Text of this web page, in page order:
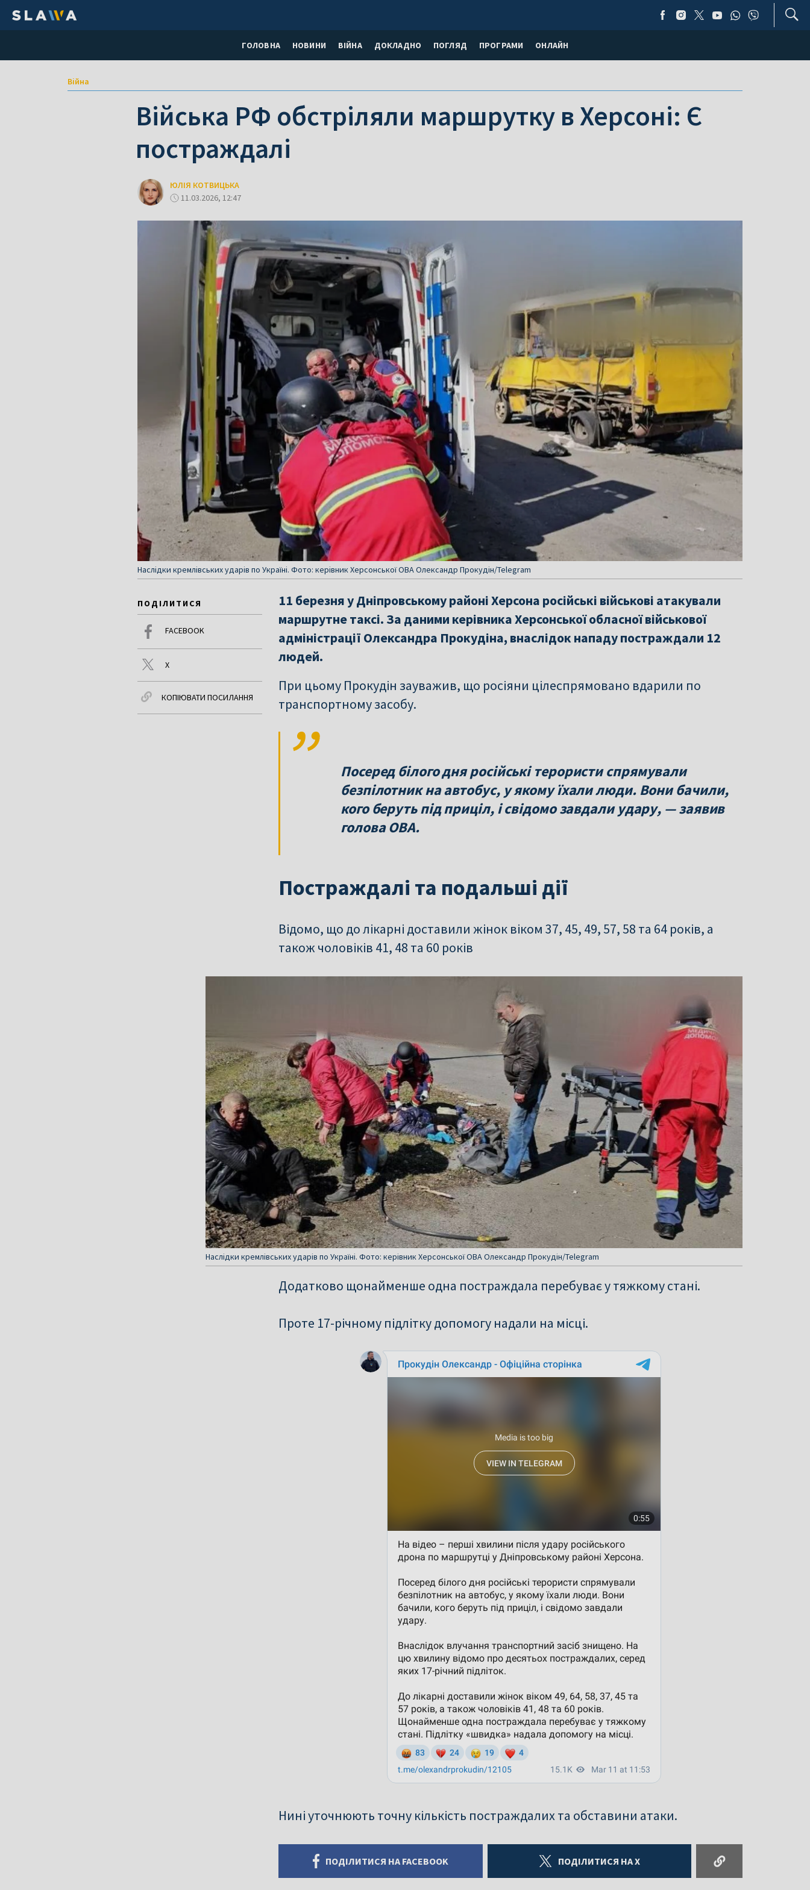
ГОЛОВНА НОВИНИ ВІЙНА ДОКЛАДНО ПОГЛЯД ПРОГРАМИ ОНЛАЙН
Війна
Війська РФ обстріляли маршрутку в Херсоні: Є
постраждалі
ЮЛІЯ КОТВИЦЬКА
11.03.2026, 12:47
Наслідки кремлівських ударів по Україні. Фото: керівник Херсонської ОВА Олександр Прокудін/Telegram
ПОДІЛИТИСЯ
FACEBOOK
X
КОПІЮВАТИ ПОСИЛАННЯ
11 березня у Дніпровському районі Херсона російські військові атакували
маршрутне таксі. За даними керівника Херсонської обласної військової
адміністрації Олександра Прокудіна, внаслідок нападу постраждали 12
людей.
При цьому Прокудін зауважив, що росіяни цілеспрямовано вдарили по
транспортному засобу.
Посеред білого дня російські терористи спрямували
безпілотник на автобус, у якому їхали люди. Вони бачили,
кого беруть під приціл, і свідомо завдали удару, — заявив
голова ОВА.
Постраждалі та подальші дії
Відомо, що до лікарні доставили жінок віком 37, 45, 49, 57, 58 та 64 років, а
також чоловіків 41, 48 та 60 років
Наслідки кремлівських ударів по Україні. Фото: керівник Херсонської ОВА Олександр Прокудін/Telegram
Додатково щонайменше одна постраждала перебуває у тяжкому стані.
Проте 17-річному підлітку допомогу надали на місці.
Нині уточнюють точну кількість постраждалих та обставини атаки.
ПОДІЛИТИСЯ НА FACEBOOK ПОДІЛИТИСЯ НА X